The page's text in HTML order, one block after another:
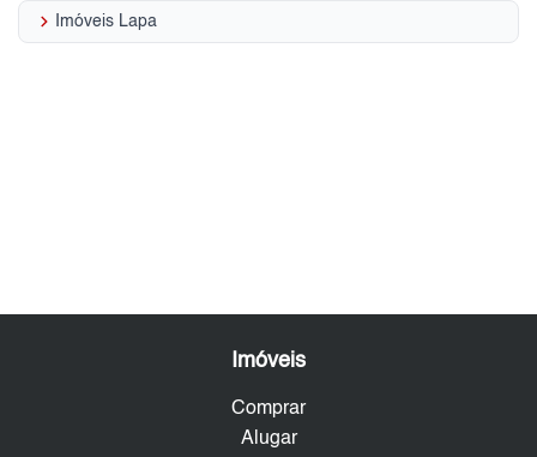
keyboard_arrow_right Imóveis Lapa
Imóveis
Comprar
Alugar